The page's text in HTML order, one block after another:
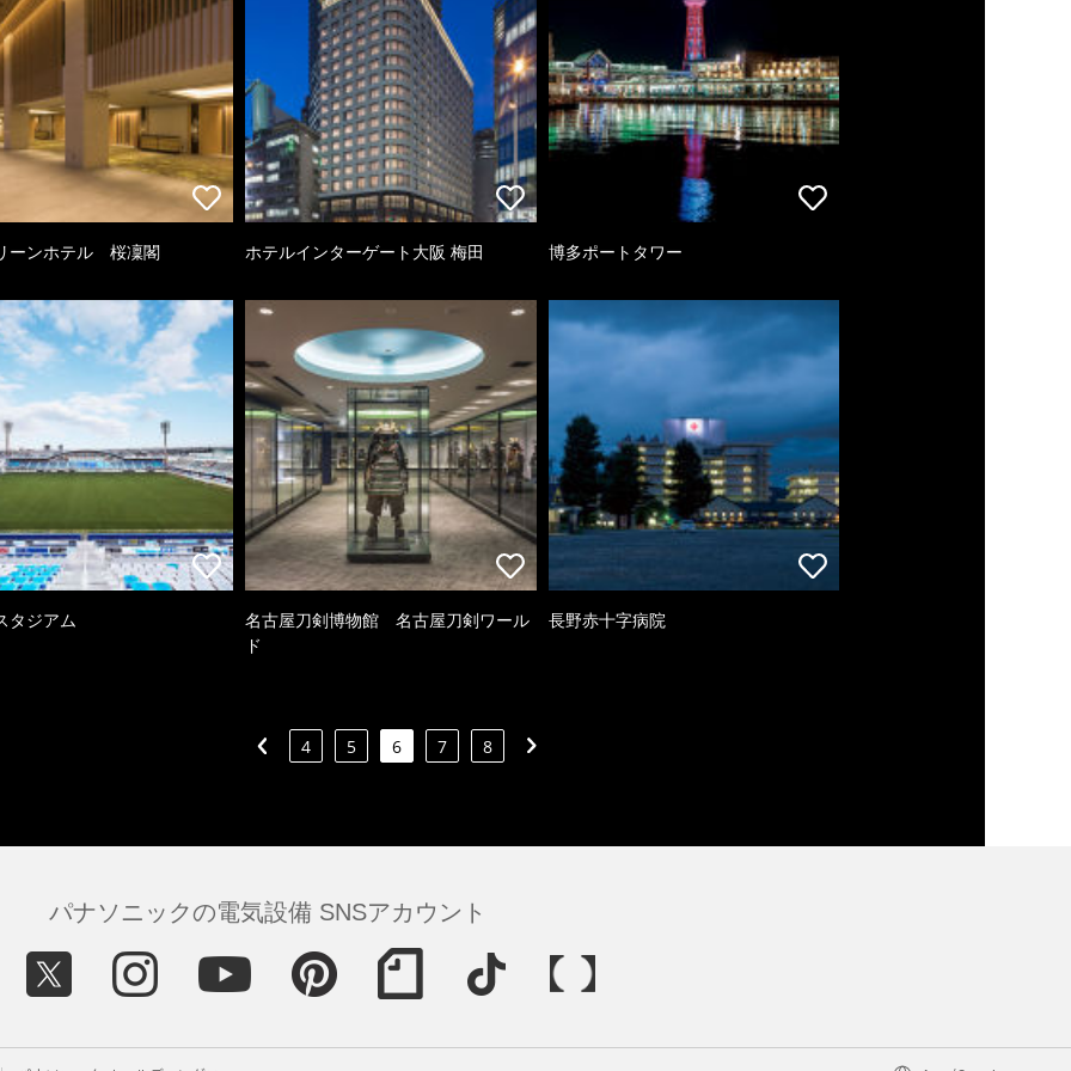
ーンホテル 桜凜閣 ホテルインターゲート大阪 梅田 博多ポートタワー
タジアム
名古屋刀剣博物館 名古屋刀剣ワール
ド
長野赤十字病院
4 5 6 7 8
パナソニックの電気設備 SNSアカウント